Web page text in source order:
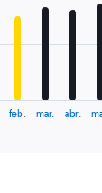
feb. mar. abr.